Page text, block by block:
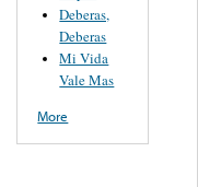
Deberas,
Deberas
Mi Vida
Vale Mas
More